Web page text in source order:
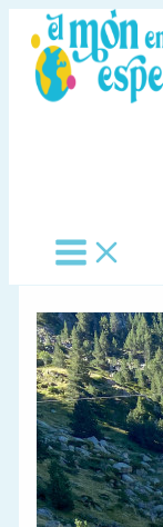
contingut